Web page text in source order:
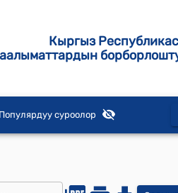
Кыргыз
Популярдуу суроолор